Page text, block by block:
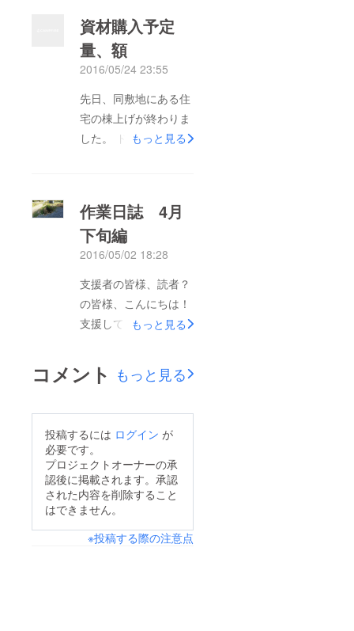
資材購入予定
量、額
2016/05/24 23:55
先日、同敷地にある住
宅の棟上げが終わりま
した。 ドッグランの
（画像追記枠:ドッグ
ラン資材写真） ま
ず、ドッグランの芝生
を敷くため ５／２８
（土）にユンボとダン
プで 土壌改良＆整地
を行います。 同日、
きた ケヤキ（3600
てきます （画像追記
枠:植木屋写真） 3
メートル程度の若い木
ですが きっとみんな
におしっこされて 素
敵な感じになってくれ
るでしょう（笑） そ
もっと見る
作業日誌 4月
下旬編
2016/05/02 18:28
支援者の皆様、読者？
の皆様、こんにちは！
支援してくださってい
ます‼ 応援してくださ
る方が居るとすごく励
先日、主人のお休みに
合わせて作業してきま
した まずは、溝掃
除。 ビフォーアフ
れてしまい… アフ
もっと見る
コメント もっと見る
投稿するには ログイン が
必要です。
プロジェクトオーナーの承
認後に掲載されます。承認
された内容を削除すること
はできません。
※投稿する際の注意点